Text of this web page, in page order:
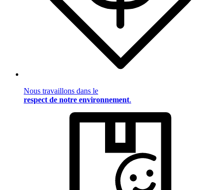
Nous travaillons dans le
respect de notre environnement.